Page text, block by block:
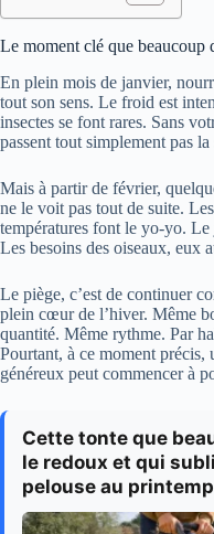
Le moment clé que beaucoup
En plein mois de janvier,
tout son sens. Le froid est
insectes se font rares. Sans
passent tout simplement pas la
Mais à partir de février,
ne le voit pas tout de suite.
températures font le yo-yo.
Les besoins des oiseaux, eux
Le piège, c’est de continuer
plein cœur de l’hiver. Même
quantité. Même rythme. Par
Pourtant, à ce moment
généreux peut commencer à
Cette tonte que
le redoux et qui
pelouse au